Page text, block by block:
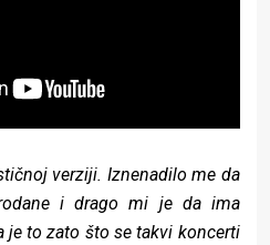
verziji. Iznenadilo me da
i drago mi je da ima
je to zato što se takvi koncerti